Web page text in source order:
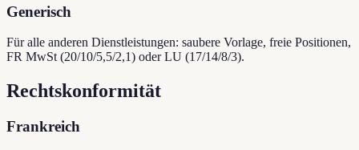
Generisch
Für alle anderen Dienstleistungen: saubere Vorlage, freie Positionen,
FR MwSt (20/10/5,5/2,1) oder LU (17/14/8/3).
Rechtskonformität
Frankreich